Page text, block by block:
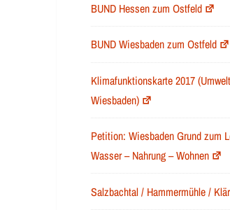
BUND Hessen zum Ostfeld
BUND Wiesbaden zum Ostfeld
Klimafunktionskarte 2017
Wiesbaden)
Petition: Wiesbaden Grund zum
Wasser – Nahrung – Wohnen
Salzbachtal / Hammermühle /